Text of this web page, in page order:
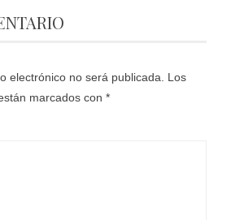
electrónico no será publicada.
Los
marcados con *